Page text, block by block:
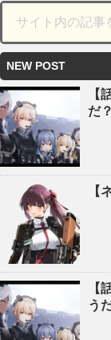
NEW POST
【
だ？
【
【
う